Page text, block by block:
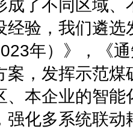
成了不同区域
经验，我们遴
年）》，《
案，发挥示范
、本企业的智
强化多系统联